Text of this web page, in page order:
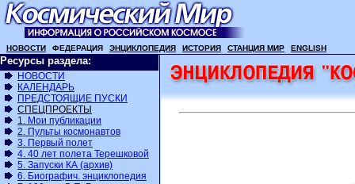
НОВОСТИ ФЕДЕРАЦИЯ ЭНЦИКЛОПЕДИЯ ИСТОРИЯ СТАНЦИЯ МИР ENGLISH
Ресурсы раздела:
НОВОСТИ
КАЛЕНДАРЬ
ПРЕДСТОЯЩИЕ ПУСКИ
СПЕЦПРОЕКТЫ
1. Мои публикации
2. Пульты космонавтов
3. Первый полет
4. 40 лет полета Терешковой
5. Запуски КА (архив)
6. Биографич. энциклопедия